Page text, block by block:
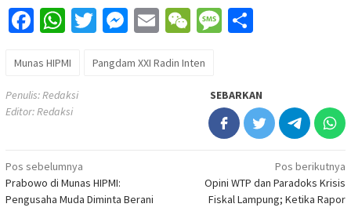
Facebook
WhatsApp
Twitter
Messenger
EmailWeChatMessage
Munas HIPMI Pangdam XXI Radin Inten
Penulis: Redaksi
Editor: Redaksi
SEBARKAN
Navigasi
pos
Pos sebelumnya
Prabowo di Munas HIPMI:
Pengusaha Muda Diminta Berani
Pos berikutnya
Opini WTP dan Paradoks Krisis
Fiskal Lampung; Ketika Rapor